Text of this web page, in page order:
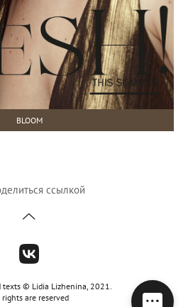
BLOOM
ссылкой
© Lidia Lizhenina, 2021.
are reserved